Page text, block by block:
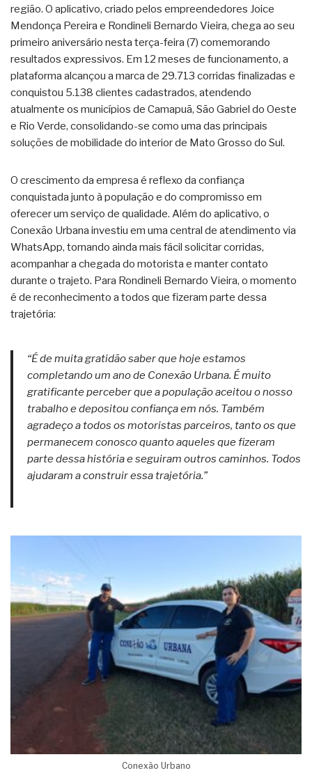
região. O aplicativo, criado pelos empreendedores Joice
Mendonça Pereira e Rondineli Bernardo Vieira, chega ao seu
primeiro aniversário nesta terça-feira (7) comemorando
resultados expressivos. Em 12 meses de funcionamento, a
plataforma alcançou a marca de 29.713 corridas finalizadas e
conquistou 5.138 clientes cadastrados, atendendo
atualmente os municípios de Camapuã, São Gabriel do Oeste
e Rio Verde, consolidando-se como uma das principais
soluções de mobilidade do interior de Mato Grosso do Sul.
O crescimento da empresa é reflexo da confiança
conquistada junto à população e do compromisso em
oferecer um serviço de qualidade. Além do aplicativo, o
Conexão Urbana investiu em uma central de atendimento via
WhatsApp, tornando ainda mais fácil solicitar corridas,
acompanhar a chegada do motorista e manter contato
durante o trajeto. Para Rondineli Bernardo Vieira, o momento
é de reconhecimento a todos que fizeram parte dessa
trajetória:
“É de muita gratidão saber que hoje estamos
completando um ano de Conexão Urbana. É muito
gratificante perceber que a população aceitou o nosso
trabalho e depositou confiança em nós. Também
agradeço a todos os motoristas parceiros, tanto os que
permanecem conosco quanto aqueles que fizeram
parte dessa história e seguiram outros caminhos. Todos
ajudaram a construir essa trajetória.”
Conexão Urbano